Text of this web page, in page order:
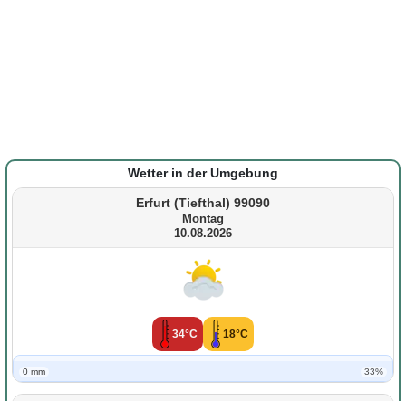
Wetter in der Umgebung
Erfurt (Tiefthal) 99090
Montag
10.08.2026
34°C 18°C
0 mm 33%